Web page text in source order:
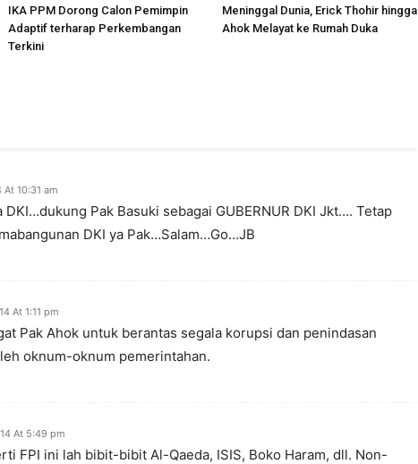
IKA PPM Dorong Calon Pemimpin
Adaptif terharap Perkembangan
Terkini
Meninggal Dunia, Erick Thohir hingga
Ahok Melayat ke Rumah Duka
At 10:31 am
DKI…dukung Pak Basuki sebagai GUBERNUR DKI Jkt…. Tetap
DKI ya Pak…Salam…Go…JB
At 1:11 pm
Pak Ahok untuk berantas segala korupsi dan penindasan
oknum-oknum pemerintahan.
At 5:49 pm
FPI ini lah bibit-bibit Al-Qaeda, ISIS, Boko Haram, dll. Non-